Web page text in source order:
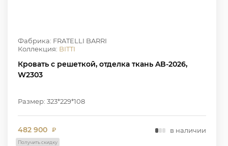
Фабрика: FRATELLI BARRI
Коллекция: BITTI
Кровать с решеткой, отделка ткань AB-2026,
W2303
Размер: 323*229*108
482 900 ₽ в наличии
Получить скидку